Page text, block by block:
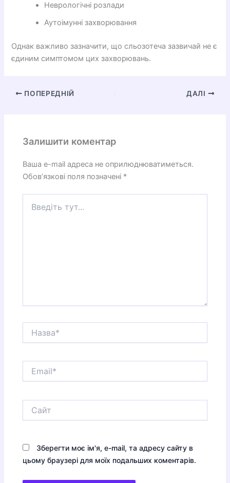
Неврологічні розлади
Аутоімунні захворювання
Однак важливо зазначити, що сльозотеча зазвичай не є
єдиним симптомом цих захворювань.
ПОПЕРЕДНІЙ ДАЛІ
Залишити коментар
Ваша e-mail адреса не оприлюднюватиметься.
Обов’язкові поля позначені *
тут...
Зберегти моє ім'я, e-mail, та адресу сайту в
цьому браузері для моїх подальших коментарів.